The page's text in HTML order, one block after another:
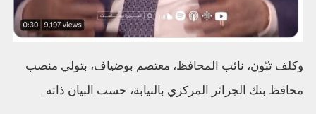
وكلف تبّون، نائب المحافظ، معتصم بوضياف، بتولي منصب
محافظ بنك الجزائر المركزي بالنيابة، حسب البيان ذاته.